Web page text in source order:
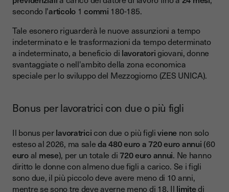
secondo l'articolo1commi 180-185.
Tale esonero riguarderà le nuove assunzioni a tempo
indeterminato e le trasformazioni da tempo determinato
a indeterminato, a beneficio di lavoratorigiovani, donne
svantaggiate o nell'ambito della zona economica
speciale per lo sviluppo del Mezzogiorno (ZES UNICA).
Bonus per lavoratrici con due o più figli
Il bonus perlavoratricicon due o più figliviene non solo
esteso al 2026, ma saleda 480 euro a 720 euro annui (60
euroal mese), per un totale di720 euro annui. Ne hanno
diritto le donne con almeno due figli a carico. Se i figli
sono due, il più piccolo deve avere meno di 10 anni,
mentre se sono tre deve averne meno di 18. Il limitedi